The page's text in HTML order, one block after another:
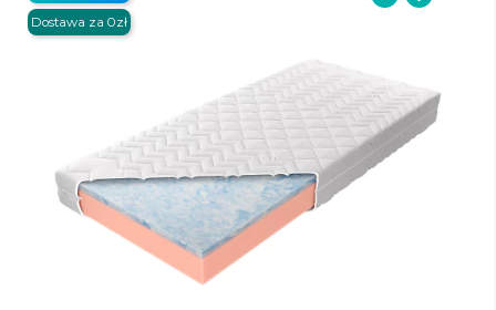
Dostawa za 0zł